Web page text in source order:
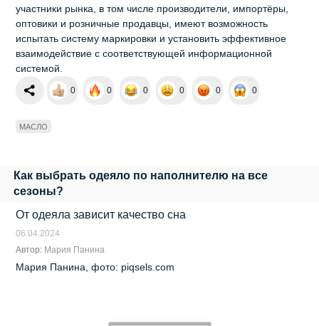
участники рынка, в том числе производители, импортёры,
оптовики и розничные продавцы, имеют возможность
испытать систему маркировки и установить эффективное
взаимодействие с соответствующей информационной
системой.
0 0 0 0 0 0
МАСЛО
Как выбрать одеяло по наполнителю на все
сезоны?
От одеяла зависит качество сна
06.04.2024
Автор: Мария Панина
Мария Панина, фото: piqsels.com